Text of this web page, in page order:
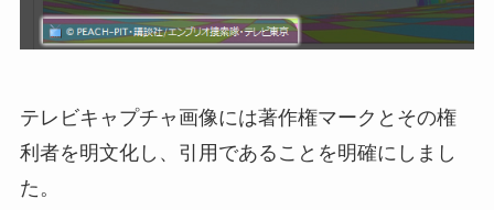
テレビキャプチャ画像には著作権マークとその権
利者を明文化し、引用であることを明確にしまし
た。